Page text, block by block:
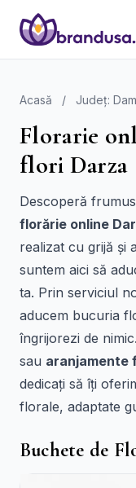
Acasă / Județ:
Florarie
flori Darza
Descoperă
florărie online
realizat cu grijă și
suntem aici să
ta. Prin serviciul
aducem bucuria
îngrijorezi de
sau aranjamente
dedicați să îți
florale, adaptate
Buchete de